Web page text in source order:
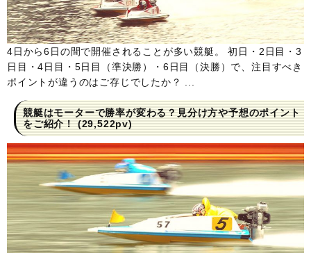
4日から6日の間で開催されることが多い競艇。 初日・2日目・3
日目・4日目・5日目（準決勝）・6日目（決勝）で、注目すべき
ポイントが違うのはご存じでしたか？ ...
競艇はモーターで勝率が変わる？見分け方や予想のポイント
をご紹介！(29,522pv)